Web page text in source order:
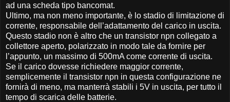
ad una scheda tipo bancomat.
Ultimo, ma non meno importante, è lo stadio di limitazione di
corrente, responsabile dell’adattamento del carico in uscita.
Questo stadio non è altro che un transistor npn collegato a
collettore aperto, polarizzato in modo tale da fornire per
l’appunto, un massimo di 500mA come corrente di uscita.
Se il carico dovesse richiedere maggior corrente,
semplicemente il transistor npn in questa configurazione ne
fornirà di meno, ma manterrà stabili i 5V in uscita, per tutto il
tempo di scarica delle batterie.